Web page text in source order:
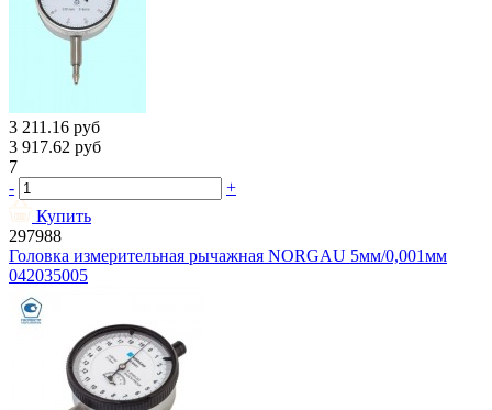
3 211.16 руб
3 917.62 руб
7
-
+
Купить
297988
Головка измерительная рычажная NORGAU 5мм/0,001мм
042035005